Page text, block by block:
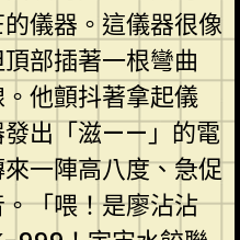
儀器。這儀器很像
部插著一根彎曲
他顫抖著拿起儀
發出「滋——」的電
一陣高八度、急促
「喂！是廖沾沾